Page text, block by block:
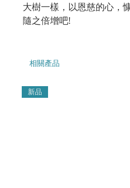
大樹一樣，以恩慈的心，
隨之倍增吧!
相關產品
新品